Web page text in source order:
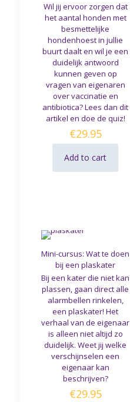
Wil jij ervoor zorgen dat
het aantal honden met
besmettelijke
hondenhoest in jullie
buurt daalt en wil je een
duidelijk antwoord
kunnen geven op
vragen van eigenaren
over vaccinatie en
antibiotica? Lees dan dit
artikel en doe de quiz!
€29.95
Add to cart
Mini-cursus: Wat te doen
bij een plaskater
Bij een kater die niet kan
plassen, gaan direct alle
alarmbellen rinkelen,
een plaskater! Het
verhaal van de eigenaar
is alleen niet altijd zo
duidelijk. Weet jij welke
verschijnselen een
eigenaar kan
beschrijven?
€29.95